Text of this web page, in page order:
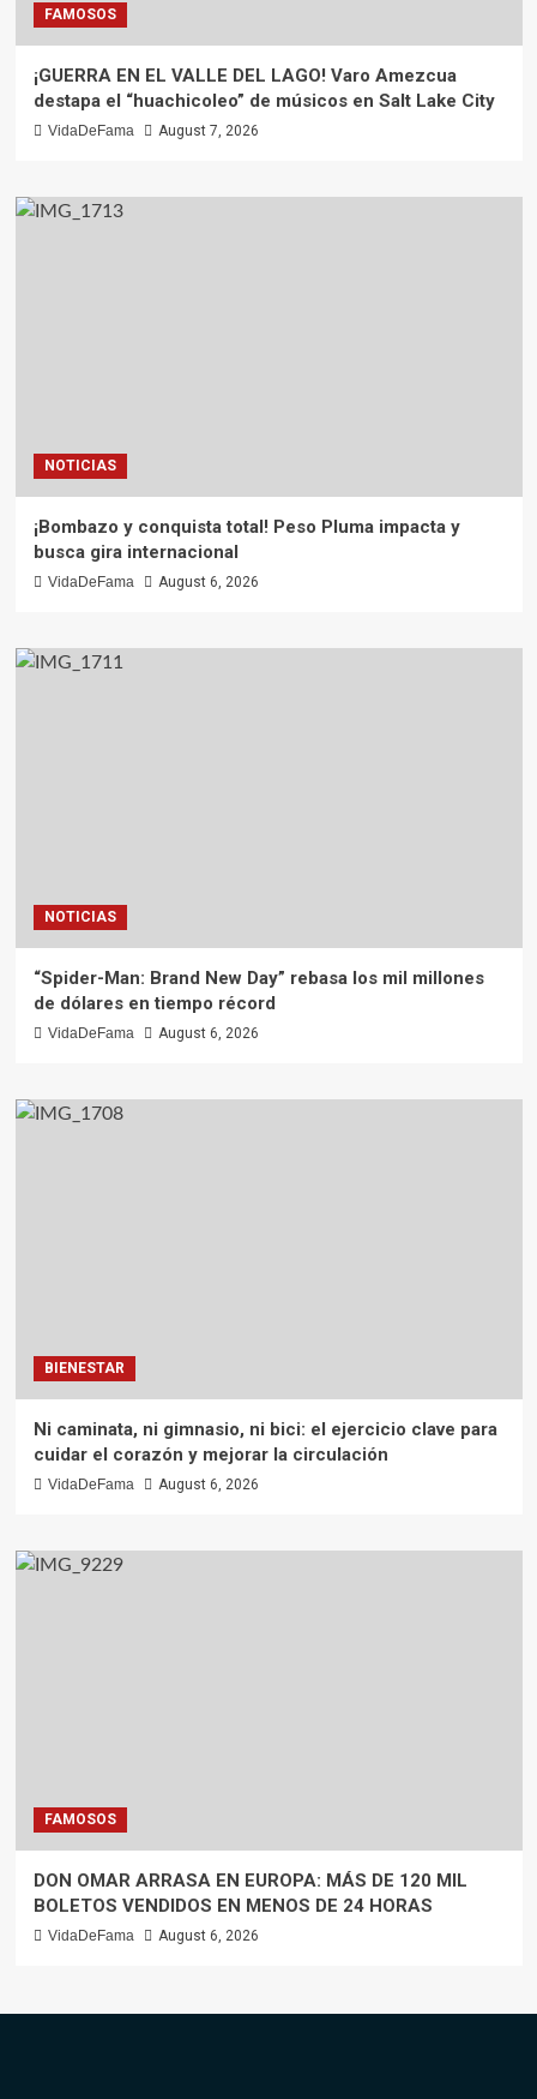
FAMOSOS
¡GUERRA EN EL VALLE DEL LAGO! Varo Amezcua
destapa el “huachicoleo” de músicos en Salt Lake City
VidaDeFama August 7, 2026
NOTICIAS
¡Bombazo y conquista total! Peso Pluma impacta y
busca gira internacional
VidaDeFama August 6, 2026
NOTICIAS
“Spider-Man: Brand New Day” rebasa los mil millones
de dólares en tiempo récord
VidaDeFama August 6, 2026
BIENESTAR
Ni caminata, ni gimnasio, ni bici: el ejercicio clave para
cuidar el corazón y mejorar la circulación
VidaDeFama August 6, 2026
FAMOSOS
DON OMAR ARRASA EN EUROPA: MÁS DE 120 MIL
BOLETOS VENDIDOS EN MENOS DE 24 HORAS
VidaDeFama August 6, 2026